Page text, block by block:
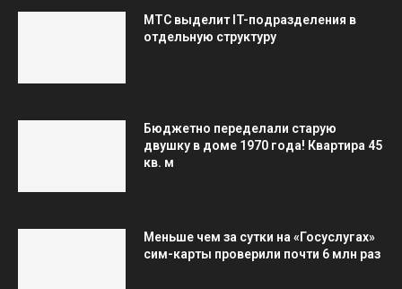
МТС выделит IT-подразделения в
отдельную структуру
Бюджетно переделали старую
двушку в доме 1970 года! Квартира 45
кв. м
Меньше чем за сутки на «Госуслугах»
сим-карты проверили почти 6 млн раз